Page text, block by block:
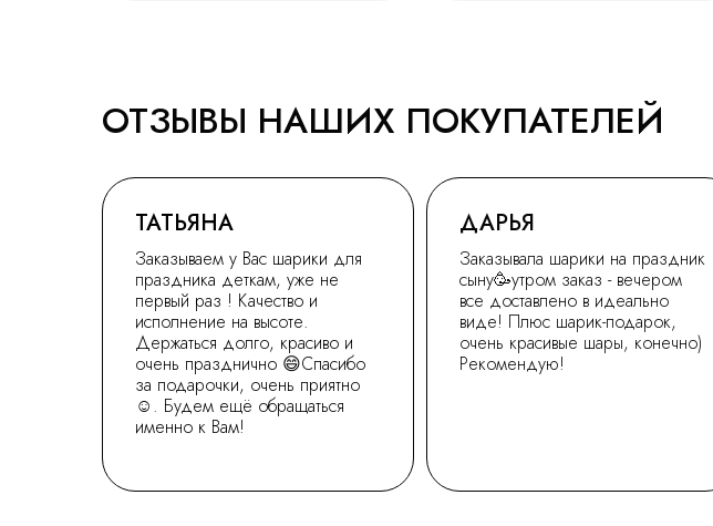
ОТЗЫВЫ НАШИХ ПОКУПАТЕЛЕЙ
Заказывала шарики на праздник
сыну🥳утром заказ - вечером
все доставлено в идеально
виде! Плюс шарик-подарок,
очень красивые шары, конечно)
Рекомендую!
ДАРЬЯ
ТАТЬЯНА
Заказываем у Вас шарики для
праздника деткам, уже не
первый раз ! Качество и
исполнение на высоте.
Держаться долго, красиво и
очень празднично 😄Спасибо
за подарочки, очень приятно
☺. Будем ещё обращаться
именно к Вам!